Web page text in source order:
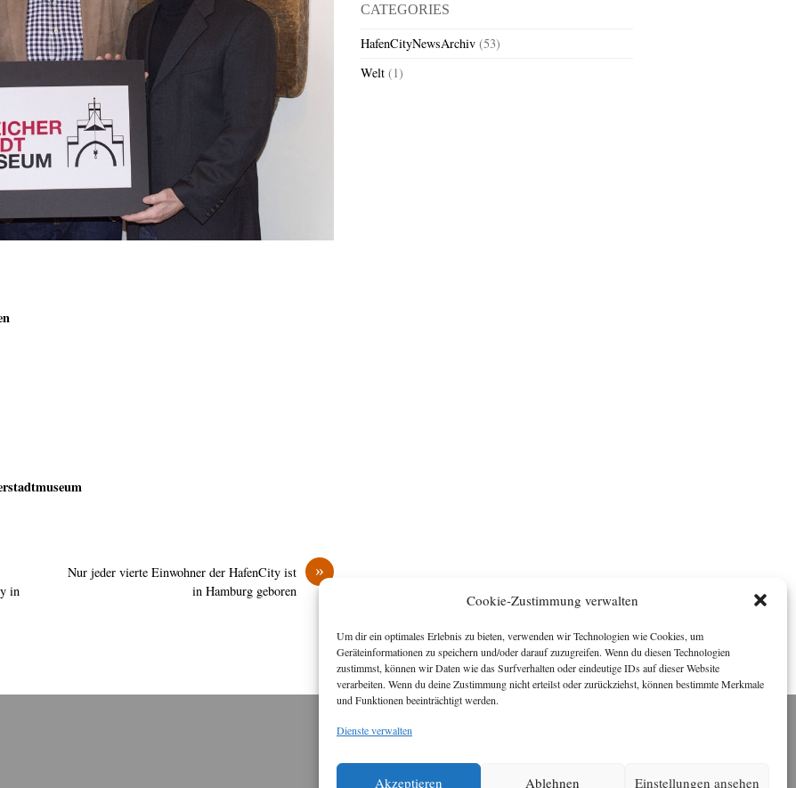
Cookie-Zustimmung verwalten
Um dir ein optimales Erlebnis zu bieten, verwenden wir Technologien wie Cookies, um
Geräteinformationen zu speichern und/oder darauf zuzugreifen. Wenn du diesen Technologien
zustimmst, können wir Daten wie das Surfverhalten oder eindeutige IDs auf dieser Website
verarbeiten. Wenn du deine Zustimmung nicht erteilst oder zurückziehst, können bestimmte Merkmale
und Funktionen beeinträchtigt werden.
Dienste verwalten
Akzeptieren Ablehnen Einstellungen ansehen
in
»
Nur jeder vierte Einwohner der HafenCity ist
in Hamburg geboren
CATEGORIES
HafenCityNewsArchiv (53)
Welt (1)
Diese Webseite stellt Inhalte der ersten zehn Jahre der